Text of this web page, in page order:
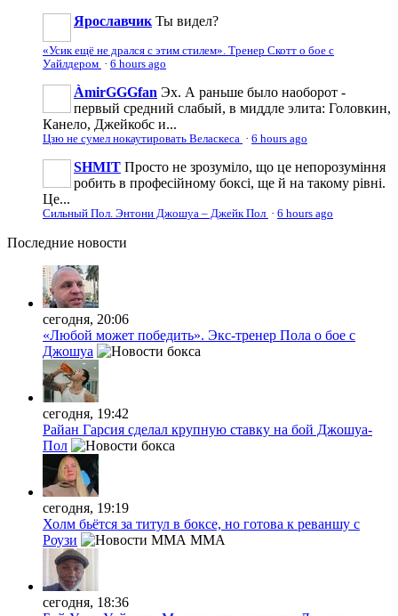
Ярославчик Ты видел?
«Усик ещё не дрался с этим стилем». Тренер Скотт о бое с
Уайлдером · 6 hours ago
ÀmirGGGfan Эх. А раньше было наоборот -
первый средний слабый, в миддле элита: Головкин,
Канело, Джейкобс и...
Цзю не сумел нокаутировать Веласкеса · 6 hours ago
SHMIT Просто не зрозуміло, що це непорозуміння
робить в професійному боксі, ще й на такому рівні.
Це...
Сильный Пол. Энтони Джошуа – Джейк Пол · 6 hours ago
Последние новости
сегодня, 20:06
«Любой может победить». Экс-тренер Пола о бое с
Джошуа
сегодня, 19:42
Райан Гарсия сделал крупную ставку на бой Джошуа-
Пол
сегодня, 19:19
Холм бьётся за титул в боксе, но готова к реваншу с
Роузи
MMA
сегодня, 18:36